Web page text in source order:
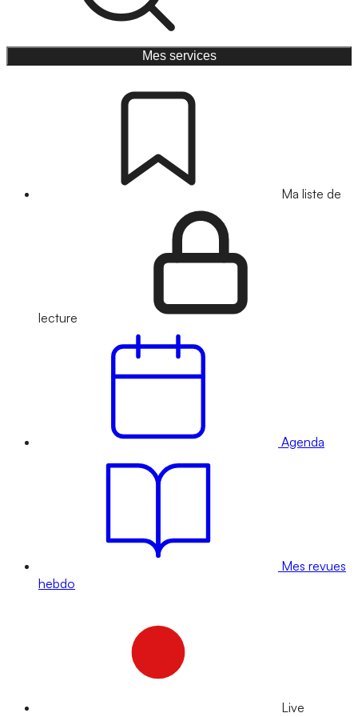
Mes services
Ma liste de
lecture
Agenda
Mes revues
hebdo
Live